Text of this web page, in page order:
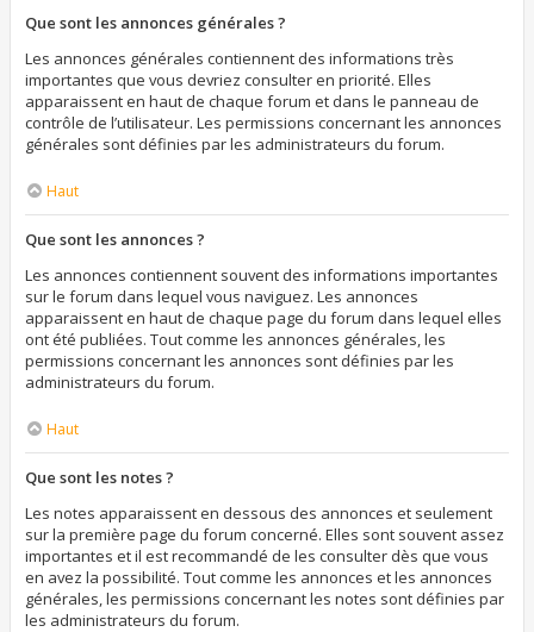
Que sont les annonces générales ?
Les annonces générales contiennent des informations très
importantes que vous devriez consulter en priorité. Elles
apparaissent en haut de chaque forum et dans le panneau de
contrôle de l’utilisateur. Les permissions concernant les annonces
générales sont définies par les administrateurs du forum.
Haut
Que sont les annonces ?
Les annonces contiennent souvent des informations importantes
sur le forum dans lequel vous naviguez. Les annonces
apparaissent en haut de chaque page du forum dans lequel elles
ont été publiées. Tout comme les annonces générales, les
permissions concernant les annonces sont définies par les
administrateurs du forum.
Haut
Que sont les notes ?
Les notes apparaissent en dessous des annonces et seulement
sur la première page du forum concerné. Elles sont souvent assez
importantes et il est recommandé de les consulter dès que vous
en avez la possibilité. Tout comme les annonces et les annonces
générales, les permissions concernant les notes sont définies par
les administrateurs du forum.